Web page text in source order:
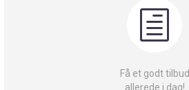
h
h
Få et godt tilbud
allerede i dag!